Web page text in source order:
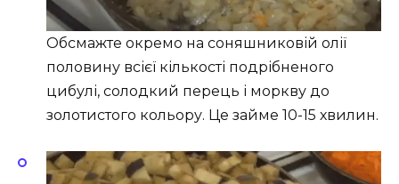
Обсмажте окремо на соняшниковій олії
половину всієї кількості подрібненого
цибулі, солодкий перець і моркву до
золотистого кольору. Це займе 10-15 хвилин.